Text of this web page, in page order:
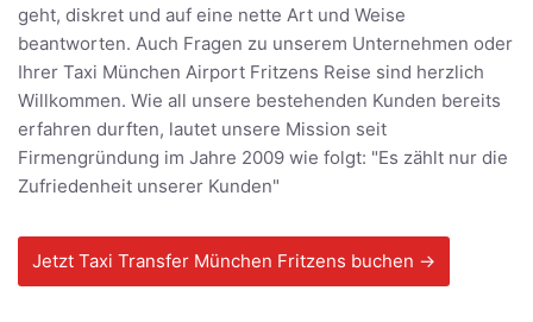
geht, diskret und auf eine nette Art und Weise
beantworten. Auch Fragen zu unserem Unternehmen oder
Ihrer Taxi München Airport Fritzens Reise sind herzlich
Willkommen. Wie all unsere bestehenden Kunden bereits
erfahren durften, lautet unsere Mission seit
Firmengründung im Jahre 2009 wie folgt: "Es zählt nur die
Zufriedenheit unserer Kunden"
Jetzt Taxi Transfer München Fritzens buchen →